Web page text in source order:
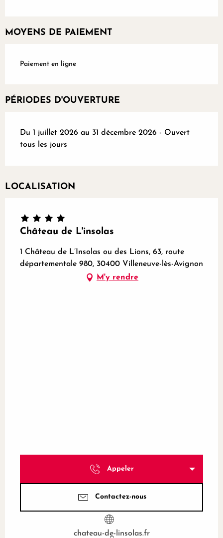
MOYENS DE PAIEMENT
Paiement en ligne
PÉRIODES D'OUVERTURE
Du 1 juillet 2026 au 31 décembre 2026 - Ouvert
tous les jours
LOCALISATION
Château de L'insolas
1 Château de L’Insolas ou des Lions, 63, route
départementale 980, 30400 Villeneuve-lès-Avignon
M'y rendre
Appeler
Contactez-nous
chateau-de-linsolas.fr